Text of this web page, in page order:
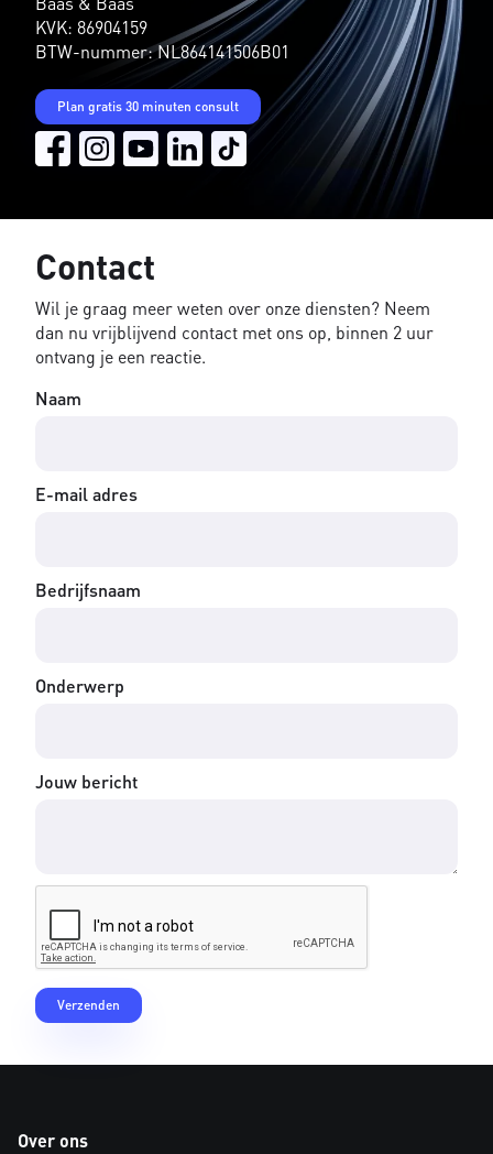
KVK: 86904159
BTW-nummer: NL864141506B01
Plan gratis 30 minuten consult
Contact
Wil je graag meer weten over onze diensten? Neem
dan nu vrijblijvend contact met ons op, binnen 2 uur
ontvang je een reactie.
Naam
E-mail adres
Bedrijfsnaam
Onderwerp
Jouw bericht
Over ons